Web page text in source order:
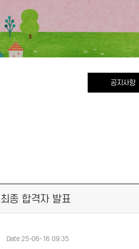
공지사항
종 합격자 발표
Date 25-06-16 09:35